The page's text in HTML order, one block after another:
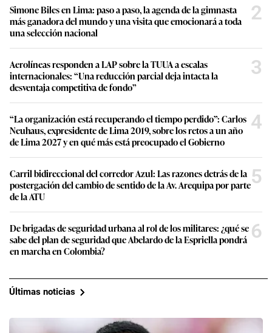
Simone Biles en Lima: paso a paso, la agenda de la gimnasta
más ganadora del mundo y una visita que emocionará a toda
una selección nacional
2
Aerolíneas responden a LAP sobre la TUUA a escalas
internacionales: “Una reducción parcial deja intacta la
desventaja competitiva de fondo”
3
“La organización está recuperando el tiempo perdido”: Carlos
Neuhaus, expresidente de Lima 2019, sobre los retos a un año
de Lima 2027 y en qué más está preocupado el Gobierno
4
Carril bidireccional del corredor Azul: Las razones detrás de la
postergación del cambio de sentido de la Av. Arequipa por parte
de la ATU
5
De brigadas de seguridad urbana al rol de los militares: ¿qué se
sabe del plan de seguridad que Abelardo de la Espriella pondrá
en marcha en Colombia?
6
Últimas noticias